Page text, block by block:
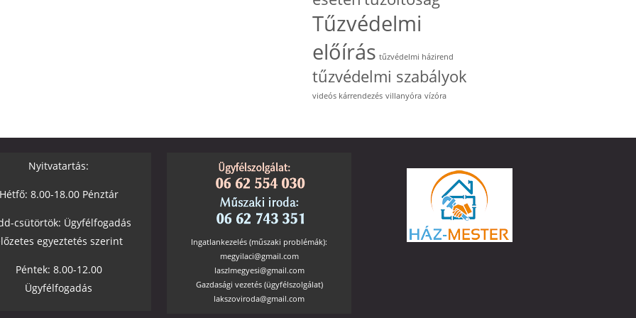
Tűzvédelmi
előírás tűzvédelmi házirend
tűzvédelmi szabályok
videós kárrendezés villanyóra vízóra
Nyitvatartás:
8.00-18.00 Pénztár
csütörtök: Ügyfélfogadás
egyeztetés szerint
Péntek: 8.00-12.00
Ügyfélfogadás
Ingatlankezelés (műszaki problémák):
megyilaci@gmail.com
laszlmegyesi@gmail.com
Gazdasági vezetés (ügyfélszolgálat)
lakszoviroda@gmail.com